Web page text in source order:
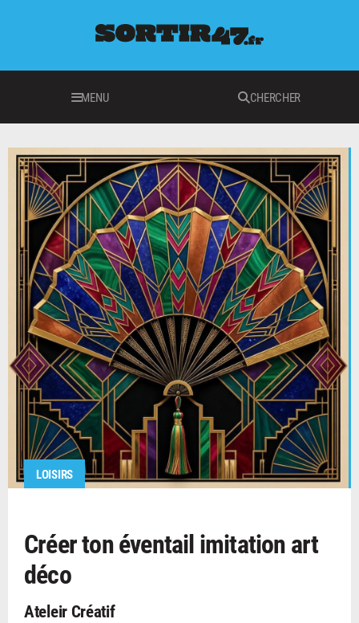
MENU CHERCHER
LOISIRS
Créer ton éventail imitation art
déco
Ateleir Créatif